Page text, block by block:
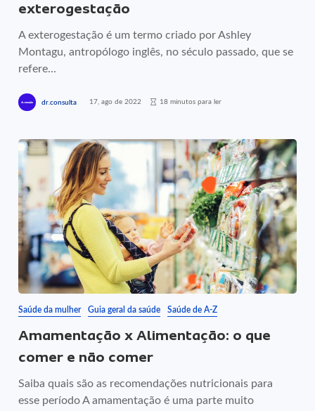
exterogestação
A exterogestação é um termo criado por Ashley
Montagu, antropólogo inglês, no século passado, que se
refere...
dr.consulta 17, ago de 2022 18 minutos para ler
Saúde da mulher Guia geral da saúde Saúde de A-Z
Amamentação x Alimentação: o que
comer e não comer
Saiba quais são as recomendações nutricionais para
esse período A amamentação é uma parte muito